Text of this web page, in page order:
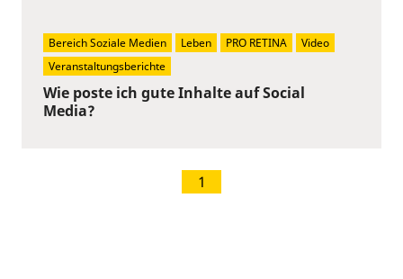
Wie poste ich gute Inhalte auf Social
Media?
Bereich Soziale Medien Leben PRO RETINA
Video
Veranstaltungsberichte
1